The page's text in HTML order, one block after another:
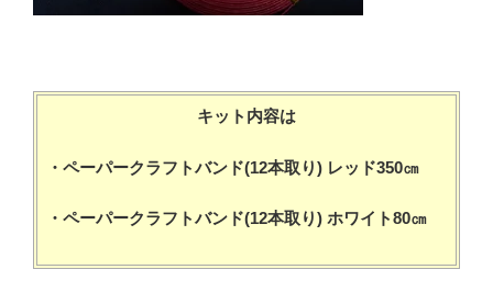
キット内容は
・ペーパークラフトバンド(12本取り) レッド350㎝
・ペーパークラフトバンド(12本取り) ホワイト80㎝